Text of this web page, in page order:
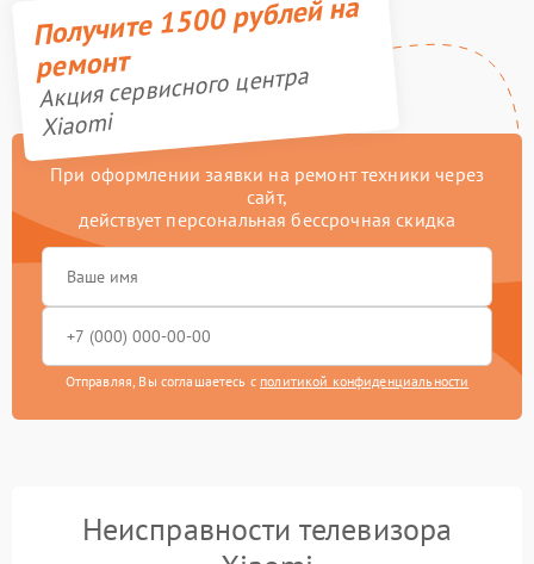
Получите 1500 рублей на
ремонт
Акция сервисного центра
Xiaomi
При оформлении заявки на ремонт техники через
сайт,
действует персональная бессрочная скидка
Отправляя, Вы соглашаетесь с политикой конфиденциальности
Неисправности телевизора